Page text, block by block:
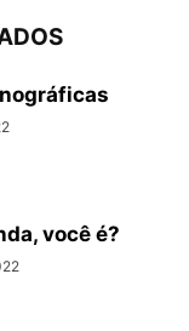
você é?